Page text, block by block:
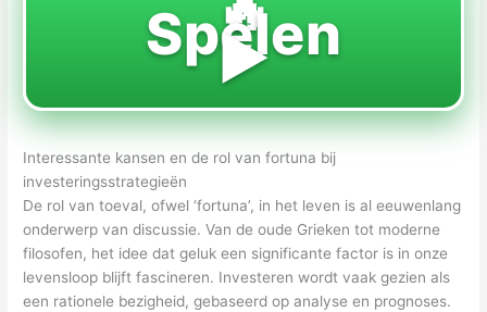
Spelen
▶️
Interessante kansen en de rol van fortuna bij
investeringsstrategieën
De rol van toeval, ofwel ‘fortuna’, in het leven is al eeuwenlang
onderwerp van discussie. Van de oude Grieken tot moderne
filosofen, het idee dat geluk een significante factor is in onze
levensloop blijft fascineren. Investeren wordt vaak gezien als
een rationele bezigheid, gebaseerd op analyse en prognoses.